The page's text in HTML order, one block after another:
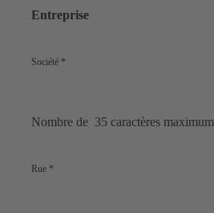
passe
Entreprise
Société *
Nombre de 35 caractères maximum
Rue *